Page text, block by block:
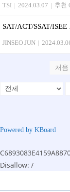
TSI | 2024.03.07 | 추천
SAT/ACT/SSAT/
JINSEO JUN |
처음
Powered by KBoard
Disallow: /
to